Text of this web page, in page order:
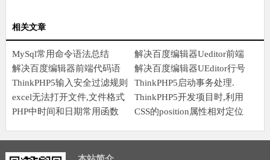
相关文章
MySql常用命令语法总结
解决百度编辑器Ueditor前端
语法高亮加行号显示
解决百度编辑器前端代码语
言不能自动换行问题
解决百度编辑器UEditor行号
错位问题
ThinkPHP5输入安全过滤规则
ThinkPHP5启动事务处理.
excel无法打开文件,文件格式
或文件扩展名无效,请确定文
ThinkPHP5开发项目时,利用
jQuery的Ajax异步上传图片
PHP中时间和日期常用函数
CSS的position属性相对定位